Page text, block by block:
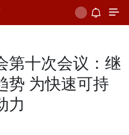
第十次会议：继
势 为快速可持
力